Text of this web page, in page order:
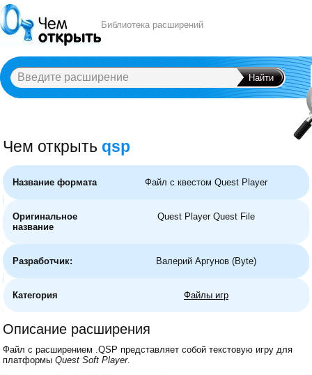
Библиотека расширений
A B C E G H I X
Чем открыть qsp
Название формата Файл с квестом Quest Player
Оригинальное
название
Quest Player Quest File
Разработчик: Валерий Аргунов (Byte)
Категория Файлы игр
Описание расширения
Файл с расширением .QSP представляет собой текстовую игру для
платформыQuest Soft Player.